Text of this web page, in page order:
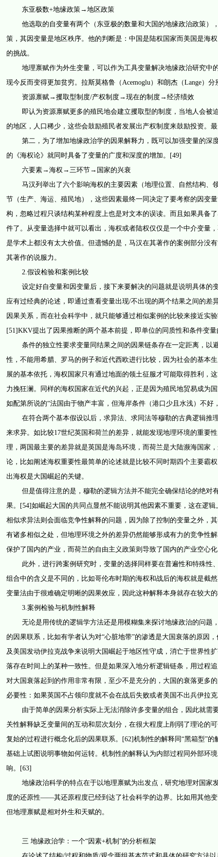
东亚极数+地缘政策→地区政策
他选取的自变量有两个（东亚极的数量和大国的地缘政治政策）
策，其因变量是地区秩序。他的判断是：中国是陆权国家而美国是海
的挑战。
地理禀赋作为外生变量，可以作为工具变量解决地缘政治研究中
现今反而变得更加贫穷。拉斯莫格鲁（Acemoglu）和朗杰（Lange）
资源禀赋→攫取型制度/产权制度→现在的制度→经济绩效
即认为资源禀赋更多的殖民地会建立攫取型的制度，当地人会被
的地区，人口稀少，这些会鼓励殖民者发展出产权制度来鼓励投资。
第二，为了增加地缘政治学的因果解释力，既可以加强变量的深
的《海权论》就同时具备了变量的广度和深度的增加。[49]
六要素→海权→三环节→国家的兴衰
马汉列举出了六个影响海权的主要因素（地理位置、自然结构、
节（生产、海运、殖民地），这些因素最终一同决定了要考察的因
构，忽略过程只谈结构某种程度上也是对文本的误读。而且如果具备
件了。从变量选择中就可以看出，海权或者陆权仅仅是一个中介变量
是学术上都没有太大价值。但遗憾的是，马汉在其著作的案例部分没
其著作的说服力。
2.假设检验和案例比较
设定好自变量和因变量后，接下来要解决的问题就是说明具体的
应有过经典的论述，即通过查看变量出现/不出现的两个结果之间的
因果关系，而在社会科学中，就只能够通过相似案例的比较来接近实
[51]KKV提出了因果推断的两个基本前提，即单位的同质性和条件变
条件的独立性要求变量同结果之间的因果链条存在一定距离，以
性，不能用希腊、罗马的例子和近代西欧进行比较，因为社会的基本
展的基本依托，海权国家只有通过地面的领土征服才可能取得胜利，
力挽狂澜。同样的海权国家在近代的兴起，正是因为殖民地贸易成为
如配第所说的“法国由于物产丰富，但海岸条件（港口少且水浅）不
在符合两个基本假设以后，求异法、求同法等穆勒的古典逻辑推
来求异。如比较17世纪英国和荷兰的差异，就能发现地理环境的重要
理，两国最主要的差异就是英国是海岛环境，而荷兰是大陆濒海国家
论，比如阐述海权重要性最简单的论述就是比较不同时期四个主要霸
出海权是大国崛起的关键。
但是值得注意的是，穆勒的逻辑方法并不能完全确保结论的绝对
果。[54]如崛起大国的共同点显然不能说明其他因素不重要，这在逻
相似求异法则会面临竞争性解释的问题，因为除了控制的变量之外，
有诸多相似之处，但地理环境之外的差异仍然能够形成有力的竞争性
保护了国内的产业，而荷兰的自由主义政策则导致了国内的产业空心
此外，进行跨案例研究时，变量的选择同样要在普遍性和特殊性
组合中的含义是不同的，比如哥伦布时期的海权和战后的海权就是截
变量法由于很难确定明晰的因果效应，因此这种解释本身就存在较大
3.案例检验与机制性解释
无论是用传统的逻辑学方法还是用模糊集来探讨地缘政治的问题
的因果联系，比如有学者认为对“心脏地带”的渗透是大国衰落的原因
及美国发动伊拉克战争来说明大国崛起于地区性守成，消亡于世界性
落存在时间上的某种一致性。但是如果深入地分析逻辑链条，用过程
对大国衰落起到的作用非常有限，至少不是充分的，大国的衰落更多
必要性：如果英国不占领印度就不会在战后失败或者美国不出兵伊拉
由于简单的因果分析实际上无法消除许多变量的组合，因此就需
关性解释缺乏变量间的互动和层次划分，在很大程度上削弱了理论的
复始的过程进行概念化后的因果联系。[62]机制性的解释同“黑箱型”
基础上试图说明事物如何运转。机制性的解释认为内部过程同外部环
响。[63]
地缘政治科学的特点在于以地理禀赋为出发点，研究地理对国家
度的还原性——其还原程度已经到达了社会科学的边界。比如用其他
但地理禀赋是相对外生和天赋的。
三 地缘政治学：一个“因素+机制”的分析框架